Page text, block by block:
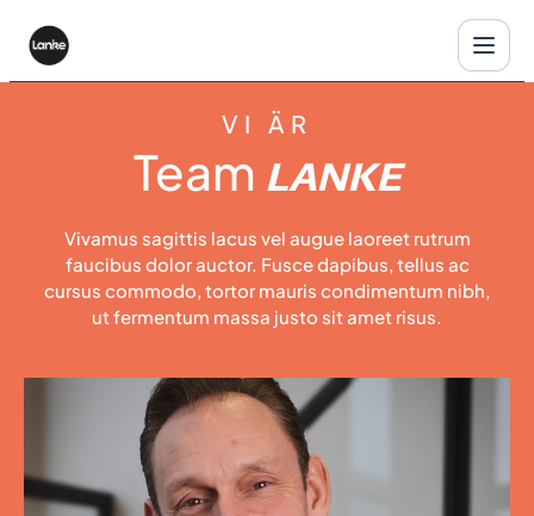
VI ÄR
Team LANKE
Vivamus sagittis lacus vel augue laoreet rutrum
faucibus dolor auctor. Fusce dapibus, tellus ac
cursus commodo, tortor mauris condimentum nibh,
ut fermentum massa justo sit amet risus.